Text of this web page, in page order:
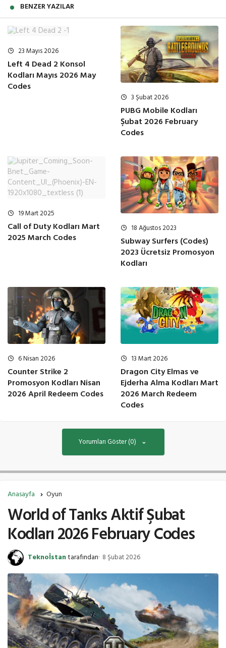
BENZER YAZILAR
23 Mayıs 2026
Left 4 Dead 2 Konsol
Kodları Mayıs 2026 May
Codes
3 Şubat 2026
PUBG Mobile Kodları
Şubat 2026 February
Codes
19 Mart 2025
Call of Duty Kodları Mart
2025 March Codes
18 Ağustos 2023
Subway Surfers (Codes)
2023 Ücretsiz Promosyon
Kodları
6 Nisan 2026
Counter Strike 2
Promosyon Kodları Nisan
2026 April Redeem Codes
13 Mart 2026
Dragon City Elmas ve
Ejderha Alma Kodları Mart
2026 March Redeem
Codes
Yorumları Göster (0)
Anasayfa Oyun
World of Tanks Aktif Şubat
Kodları 2026 February Codes
Teknoİstantarafından 8 Şubat 2026